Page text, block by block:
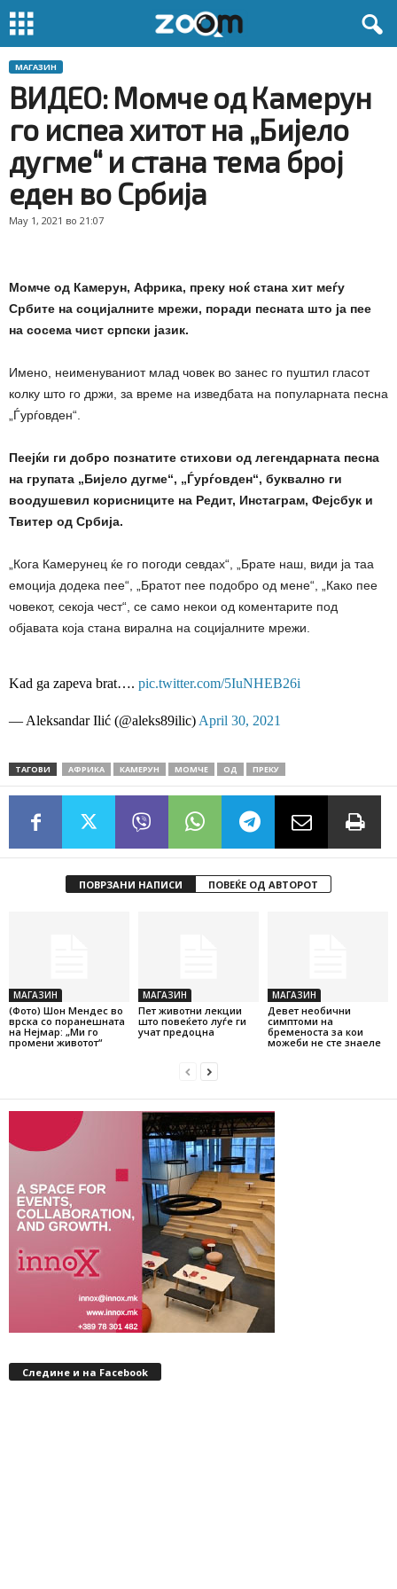
МАГАЗИН
ВИДЕО: Момче од Камерун
го испеа хитот на „Бијело
дугме“ и стана тема број
еден во Србија
May 1, 2021 во 21:07
Момче од Камерун, Африка, преку ноќ стана хит меѓу
Србите на социјалните мрежи, поради песната што ја пее
на сосема чист српски јазик.
Имено, неименуваниот млад човек во занес го пуштил гласот
колку што го држи, за време на изведбата на популарната песна
„Ѓурѓовден“.
Пеејќи ги добро познатите стихови од легендарната песна
на групата „Бијело дугме“, „Ѓурѓовден“, буквално ги
воодушевил корисниците на Редит, Инстаграм, Фејсбук и
Твитер од Србија.
„Кога Камерунец ќе го погоди севдах“, „Брате наш, види ја таа
емоција додека пее“, „Братот пее подобро од мене“, „Како пее
човекот, секоја чест“, се само некои од коментарите под
објавата која стана вирална на социјалните мрежи.
Kad ga zapeva brat…. pic.twitter.com/5IuNHEB26i
— Aleksandar Ilić (@aleks89ilic) April 30, 2021
ТАГОВИ АФРИКА КАМЕРУН МОМЧЕ ОД ПРЕКУ
ПОВРЗАНИ НАПИСИ ПОВЕЌЕ ОД АВТОРОТ
МАГАЗИН
(Фото) Шон Мендес во
врска со поранешната
на Нејмар: „Ми го
промени животот“
МАГАЗИН
Пет животни лекции
што повеќето луѓе ги
учат предоцна
МАГАЗИН
Девет необични
симптоми на
бременоста за кои
можеби не сте знаеле
Следине и на Facebook